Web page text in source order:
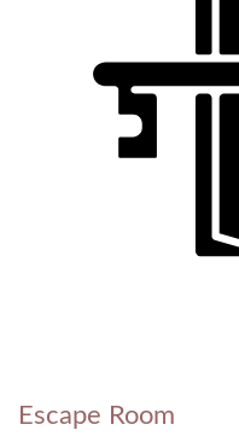
Escape Room